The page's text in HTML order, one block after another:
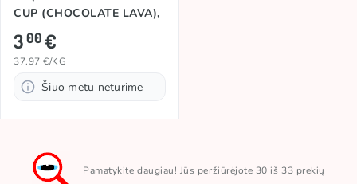
CUP (CHOCOLATE LAVA),
79g
300€
37.97 €/KG
Šiuo metu neturime
Pamatykite daugiau! Jūs peržiūrėjote 30 iš 33 prekių